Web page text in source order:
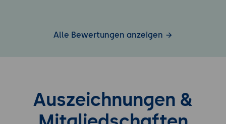
Alle Bewertungen anzeigen
Auszeichnungen &